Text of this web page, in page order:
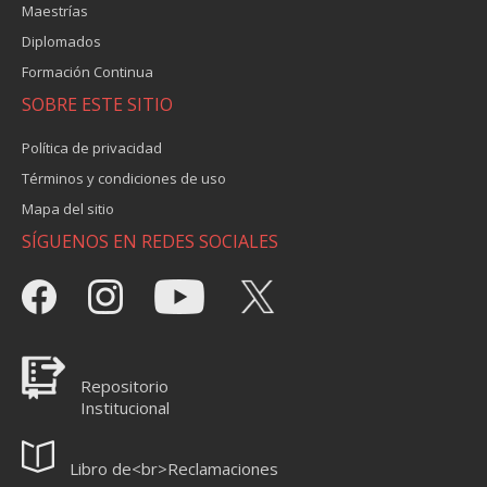
Maestrías
Diplomados
Formación Continua
SOBRE ESTE SITIO
Política de privacidad
Términos y condiciones de uso
Mapa del sitio
SÍGUENOS EN REDES SOCIALES
Repositorio
Institucional
Libro de<br>Reclamaciones